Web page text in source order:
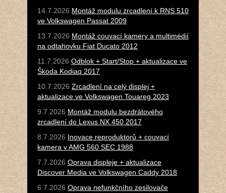
14.7.2026 Montáž modulu zrcadlení k RNS 510
ve Volkswagen Passat 2009
13.7.2026 Montáž couvací kamery a multimédií
na odtahovku Fiat Ducato 2012
11.7.2026 Odblok + Start/Stop + aktualizace ve
Škoda Kodiaq 2017
10.7.2026 Zrcadlení na celý displej +
aktualizace ve Volkswagen Touareg 2023
9.7.2026 Montáž modulu bezdrátového
zrcadlení do Lexus NX 450 2017
8.7.2026 Inovace reproduktorů + couvací
kamera v AMG 560 SEC 1988
7.7.2026 Oprava displeje + aktualizace
Discover Media ve Volkswagen Caddy 2018
6.7.2026 Oprava nefunkčního zesilovače